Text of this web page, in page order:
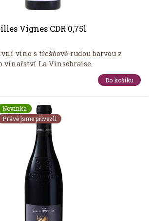
Vignes CDR 0,75l
víno s třešňově-rudou barvou z
vinařství La Vinsobraise.
Do košíku
Novinka
Právě jsme přivezli